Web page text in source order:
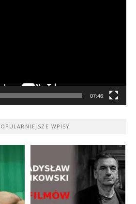
07:46
WPISY